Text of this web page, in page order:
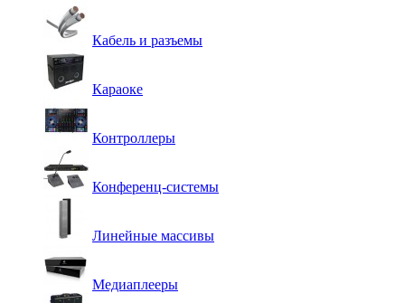
Кабель и разъемы
Караоке
Контроллеры
Конференц-системы
Линейные массивы
Медиаплееры